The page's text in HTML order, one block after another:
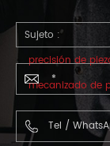
Sujeto :
precisión de
mecanizado de